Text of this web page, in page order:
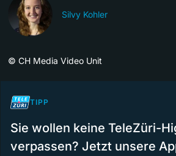
Silvy Kohler
© CH Media Video Unit
TIPP
Sie wollen keine TeleZüri-
verpassen? Jetzt unsere